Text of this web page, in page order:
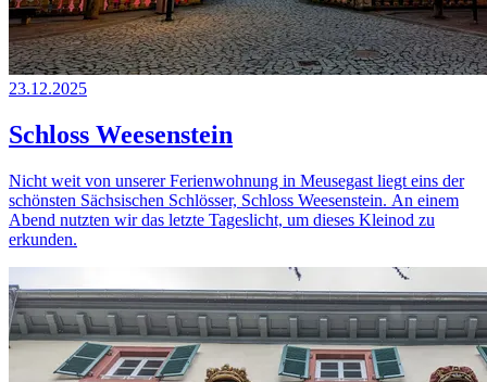
23.12.2025
Schloss Weesenstein
Nicht weit von unserer Ferienwohnung in Meusegast liegt eins der
schönsten Sächsischen Schlösser, Schloss Weesenstein. An einem
Abend nutzten wir das letzte Tageslicht, um dieses Kleinod zu
erkunden.